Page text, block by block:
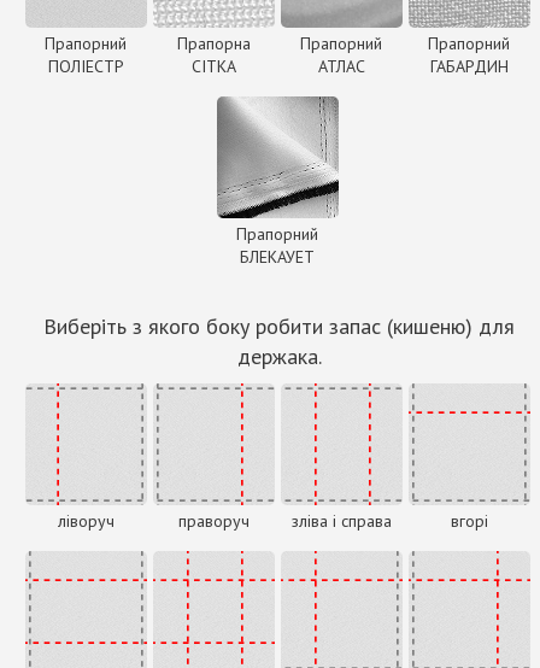
Прапорний
ПОЛІЕСТР
Прапорна
СІТКА
Прапорний
АТЛАС
Прапорний
ГАБАРДИН
Прапорний
БЛЕКАУЕТ
Виберіть з якого боку робити запас (кишеню) для
держака.
ліворуч праворуч зліва і справа вгорі